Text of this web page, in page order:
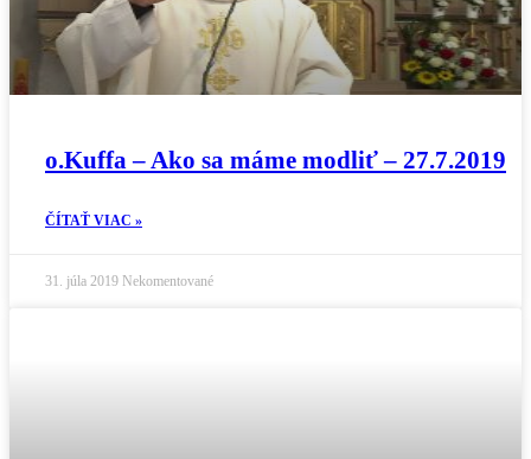
o.Kuffa – Ako sa máme modliť – 27.7.2019
ČÍTAŤ VIAC »
31. júla 2019 Nekomentované